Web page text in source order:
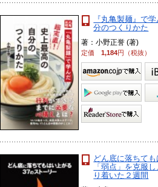
『丸亀製麺』で
分のつくりかた
著：小野正誉 (著)
定価1,184円（税抜）
どん底に落ちて
「弱点」を克服
り着いた２週間